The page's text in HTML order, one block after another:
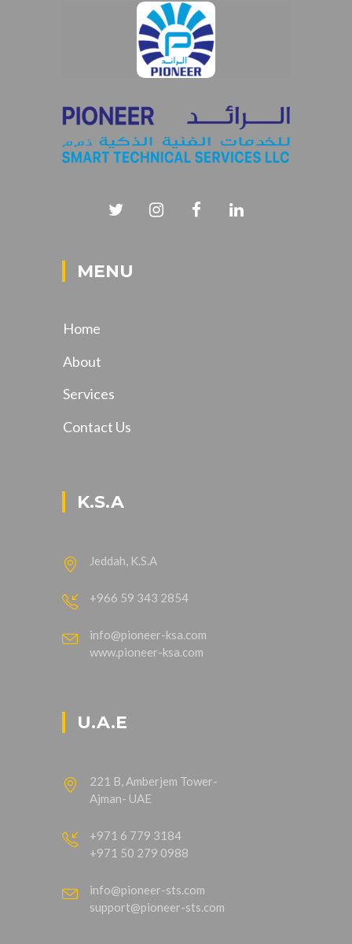
MENU
Home
About
Services
Contact Us
K.S.A
Jeddah, K.S.A
+966 59 343 2854
info@pioneer-ksa.com
www.pioneer-ksa.com
U.A.E
221 B, Amberjem Tower-
Ajman- UAE
+971 6 779 3184
+971 50 279 0988
info@pioneer-sts.com
support@pioneer-sts.com